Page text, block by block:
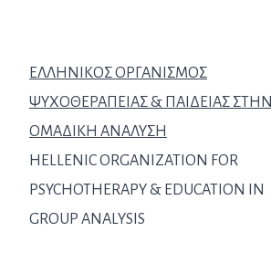
ΕΛΛΗΝΙΚΟΣ ΟΡΓΑΝΙΣΜΟΣ
ΨΥΧΟΘΕΡΑΠΕΙΑΣ & ΠΑΙΔΕΙΑΣ ΣΤΗΝ
ΟΜΑΔΙΚΗ ΑΝΑΛΥΣΗ
HELLENIC ORGANIZATION FOR
PSYCHOTHERAPY & EDUCATION IN
GROUP ANALYSIS